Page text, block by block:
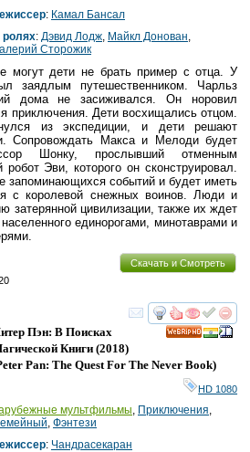
: Камал Бансал
ролях: Дэвид Лодж Майкл Донован
Сторожик
могут дети не брать пример с отца. У
заядлым путешественником. Чарльз
дома не засиживался. Он норовил
приключения. Дети восхищались отцом.
из экспедиции, и дети решают
Сопровождать Макса и Мелоди будет
Шонку, прослывший отменным
Эви, которого он сконструировал.
запоминающихся событий и будет иметь
с королевой снежных воинов. Люди и
затерянной цивилизации, также их ждет
единорогами, минотаврами и
Скачать и Смотреть
смотреть
Пэн: В Поисках
Книги (2018)
Pan: The Quest For The Never Book)
HD 1080
мультфильмы Приключения
Фэнтези
: Чандрасекаран